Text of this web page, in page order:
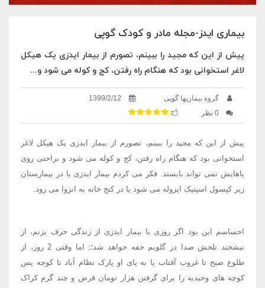
بیماری ایدز-مجله مادر و کودک گوپی
پیش از این که مجید را ببینم، تصورم از بیمار ایدزی یک هیکل
لاغر استخوانی بود که هنگام راه رفتن، کج و کوله می شود و...
گروه بیماریها گوپی
1399/2/12
0 نظر
پیش از این که مجید را ببینم، تصورم از بیمار ایدزی یک هیکل لاغر
استخوانی بود که هنگام راه رفتن، کج و کوله می شود و براحتی روی
پاهایش نمی تواند بایستد. فکر می کردم بیمار ایدزی یا در بیمارستان
زیر کپسول اسپتیک ایزوله می شود یا در کنج خانه به انزوا می رود.
احساسم این بود اگر روزی با بیمار ایدزی از زندگی حرف بزنم، از
نیشخند تلخش صدا در گلویم خفه خواهد شد؛; اما وقتی 2 روز، از
طلوع صبح تا غروب آفتاب پا به پای او پارک نظام آباد تا کوچه پس
کوچه های وحیدیه را برای گرفتن هزار تومان قرض و چند گرم کراک